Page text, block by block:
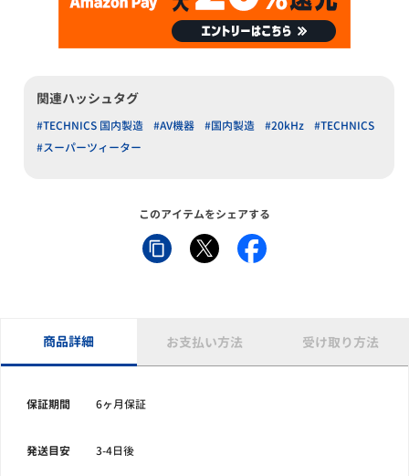
関連ハッシュタグ
#TECHNICS 国内製造 #AV機器 #国内製造 #20kHz
#TECHNICS
#スーパーツィーター
このアイテムをシェアする
商品詳細 お支払い方法 受け取り方法
保証期間 6ヶ月保証
発送目安 3-4日後